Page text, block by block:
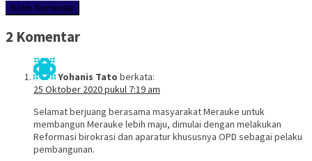
2 Komentar
Yohanis Tato berkata:
25 Oktober 2020 pukul 7:19 am
Selamat berjuang berasama masyarakat Merauke untuk
membangun Merauke lebih maju, dimulai dengan melakukan
Reformasi birokrasi dan aparatur khususnya OPD sebagai pelaku
pembangunan.